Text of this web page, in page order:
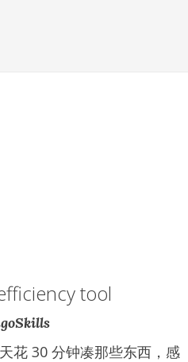
tool
花 30 分钟凑那些东西，感